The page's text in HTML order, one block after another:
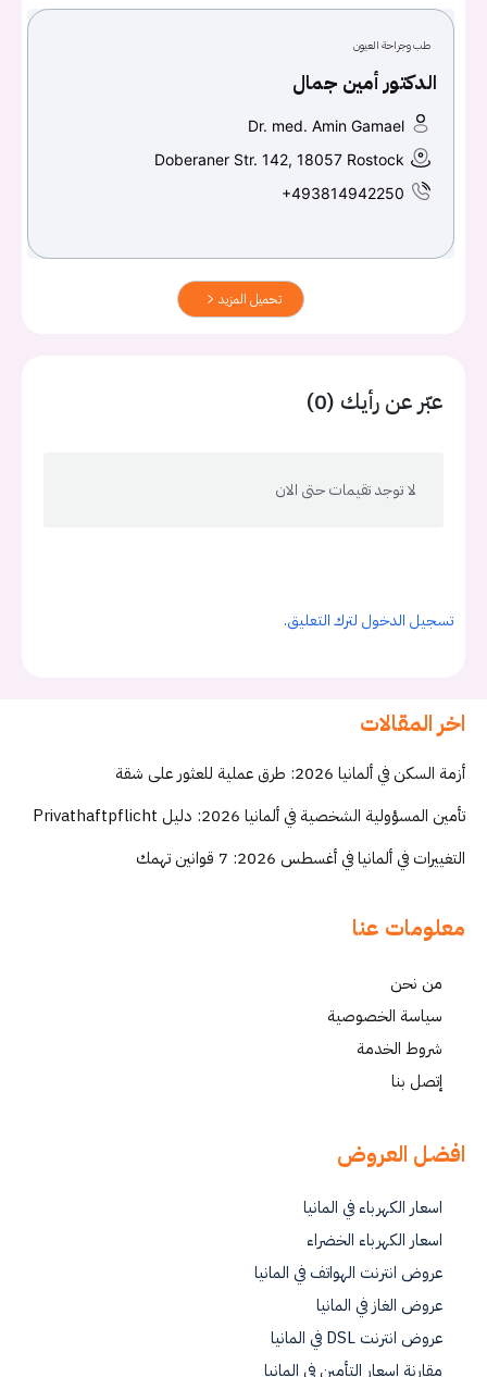
طب وجراحة العيون
الدكتور أمين جمال
Dr. med. Amin Gamael
Doberaner Str. 142, 18057 Rostock
+493814942250
تحميل المزيد
عبّر عن رأيك (0)
لا توجد تقيمات حتى الان
تسجيل الدخول لترك التعليق.
اخر المقالات
أزمة السكن في ألمانيا 2026: طرق عملية للعثور على شقة
تأمين المسؤولية الشخصية في ألمانيا 2026: دليل Privathaftpflicht
التغييرات في ألمانيا في أغسطس 2026: 7 قوانين تهمك
معلومات عنا
من نحن
سياسة الخصوصية
شروط الخدمة
إتصل بنا
افضل العروض
اسعار الكهرباء في المانيا
اسعار الكهرباء الخضراء
عروض انترنت الهواتف في المانيا
عروض الغاز في المانيا
عروض انترنت DSL في المانيا
مقارنة اسعار التأمين في المانيا